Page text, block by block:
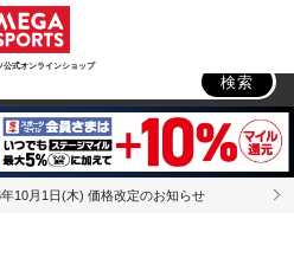
公式オンラインショップ
検索
10月1日(木) 価格改定のお知らせ